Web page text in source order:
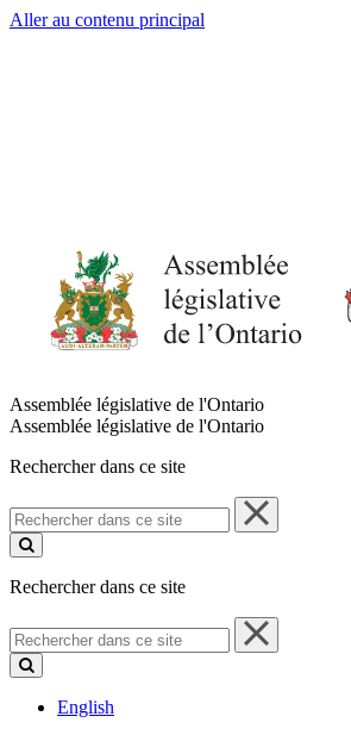
Aller au contenu principal
Assemblée législative de l'Ontario
Assemblée législative de l'Ontario
Rechercher dans ce site
Rechercher
dans
ce
Rechercher dans ce site
Rechercher
dans
ce
English